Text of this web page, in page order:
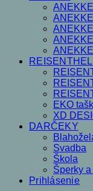
REISENTHEL
EKO
XD
DARČEKY
Svadba
Škola
Šperky
Prihlásenie